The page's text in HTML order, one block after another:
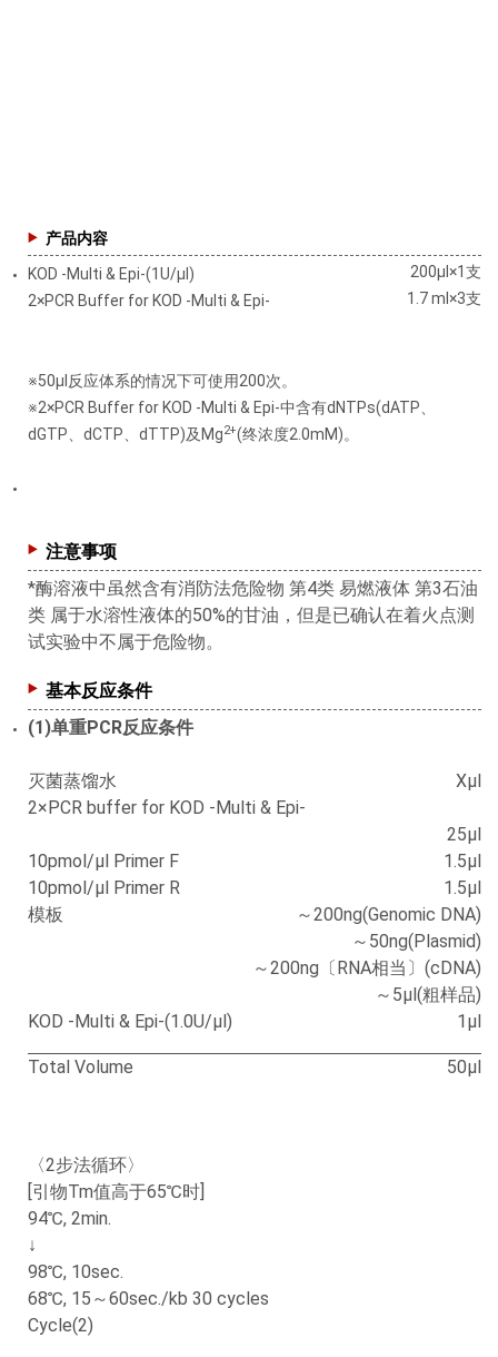
产品内容
KOD -Multi & Epi-(1U/μl)
200μl×1支
2×PCR Buffer for KOD -Multi & Epi-
1.7 ml×3支
※50μl反应体系的情况下可使用200次。
※2×PCR Buffer for KOD -Multi & Epi-中含有dNTPs(dATP、
dGTP、dCTP、dTTP)及Mg2+(终浓度2.0mM)。
注意事项
*酶溶液中虽然含有消防法危险物 第4类 易燃液体 第3石油
类 属于水溶性液体的50%的甘油，但是已确认在着火点测
试实验中不属于危险物。
基本反应条件
(1)单重PCR反应条件
灭菌蒸馏水
Xμl
2×PCR buffer for KOD -Multi & Epi-
25μl
10pmol/μl Primer F
1.5μl
10pmol/μl Primer R
1.5μl
模板
～200ng(Genomic DNA)
～50ng(Plasmid)
～200ng〔RNA相当〕(cDNA)
～5μl(粗样品)
KOD -Multi & Epi-(1.0U/μl)
1μl
Total Volume 50μl
〈2步法循环〉
[引物Tm值高于65℃时]
94℃, 2min.
↓
98℃, 10sec.
68℃, 15～60sec./kb 30 cycles
Cycle(2)